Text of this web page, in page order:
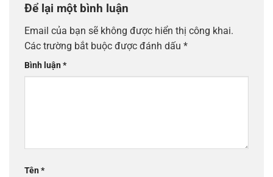
Để lại một bình luận
Email của bạn sẽ không được hiển thị công khai.
Các trường bắt buộc được đánh dấu *
Bình luận*
Tên*